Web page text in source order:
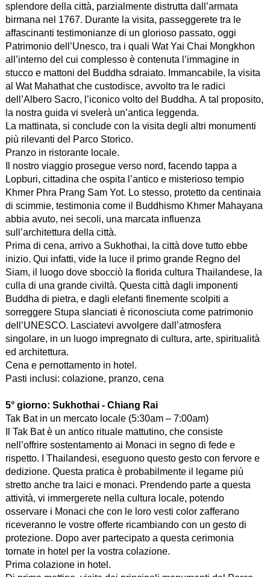
splendore della città, parzialmente distrutta dall’armata
birmana nel 1767. Durante la visita, passeggerete tra le
affascinanti testimonianze di un glorioso passato, oggi
Patrimonio dell’Unesco, tra i quali Wat Yai Chai Mongkhon
all’interno del cui complesso è contenuta l’immagine in
stucco e mattoni del Buddha sdraiato. Immancabile, la visita
al Wat Mahathat che custodisce, avvolto tra le radici
dell’Albero Sacro, l’iconico volto del Buddha. A tal proposito,
la nostra guida vi svelerà un’antica leggenda.
La mattinata, si conclude con la visita degli altri monumenti
più rilevanti del Parco Storico.
Pranzo in ristorante locale.
Il nostro viaggio prosegue verso nord, facendo tappa a
Lopburi, cittadina che ospita l’antico e misterioso tempio
Khmer Phra Prang Sam Yot. Lo stesso, protetto da centinaia
di scimmie, testimonia come il Buddhismo Khmer Mahayana
abbia avuto, nei secoli, una marcata influenza
sull’architettura della città.
Prima di cena, arrivo a Sukhothai, la città dove tutto ebbe
inizio. Qui infatti, vide la luce il primo grande Regno del
Siam, il luogo dove sbocciò la florida cultura Thailandese, la
culla di una grande civiltà. Questa città dagli imponenti
Buddha di pietra, e dagli elefanti finemente scolpiti a
sorreggere Stupa slanciati è riconosciuta come patrimonio
dell’UNESCO. Lasciatevi avvolgere dall’atmosfera
singolare, in un luogo impregnato di cultura, arte, spiritualità
ed architettura.
Cena e pernottamento in hotel.
Pasti inclusi: colazione, pranzo, cena
5° giorno: Sukhothai - Chiang Rai
Tak Bat in un mercato locale (5:30am – 7:00am)
Il Tak Bat è un antico rituale mattutino, che consiste
nell’offrire sostentamento ai Monaci in segno di fede e
rispetto. I Thailandesi, eseguono questo gesto con fervore e
dedizione. Questa pratica è probabilmente il legame più
stretto anche tra laici e monaci. Prendendo parte a questa
attività, vi immergerete nella cultura locale, potendo
osservare i Monaci che con le loro vesti color zafferano
riceveranno le vostre offerte ricambiando con un gesto di
protezione. Dopo aver partecipato a questa cerimonia
tornate in hotel per la vostra colazione.
Prima colazione in hotel.